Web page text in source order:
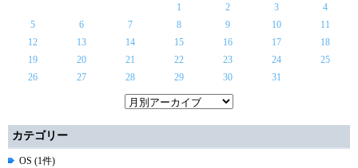
1
2 3
4
5
6 7 8 9 10
11
12
13 14 15 16 17
18
19
20 21 22 23 24
25
26
27 28 29 30 31
カテゴリー
OS (1件)